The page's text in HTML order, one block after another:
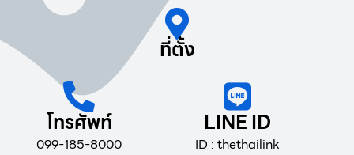
ที่ตั้ง
โทรศัพท์
099-185-8000
LINE ID
ID : thethailink